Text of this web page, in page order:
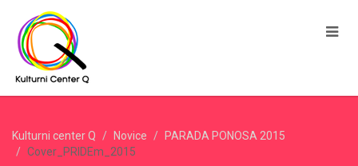
Kulturni center Q Novice
PARADA PONOSA 2015
Cover_PRIDEm_2015